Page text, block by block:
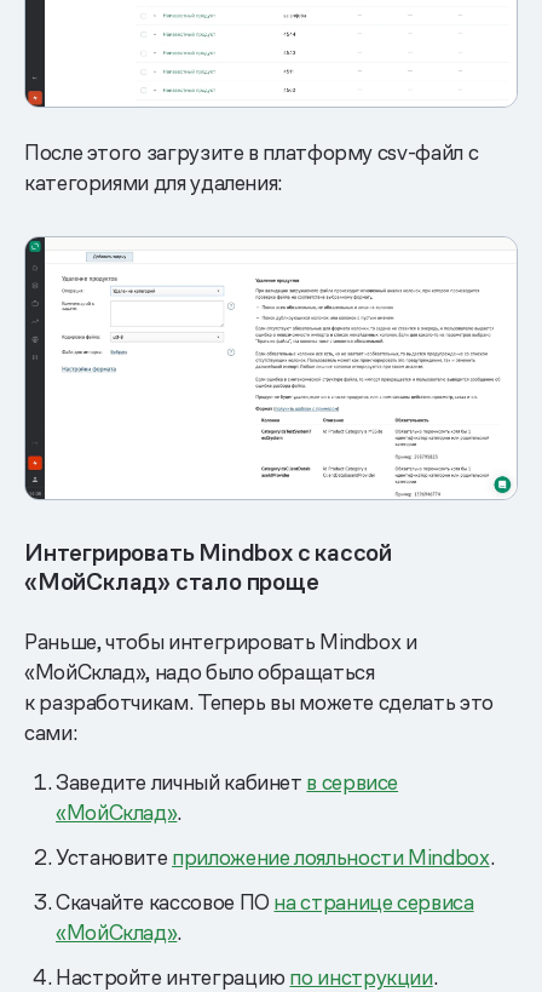
После этого загрузите в платформу csv-файл с
категориями для удаления:
Интегрировать Mindbox с кассой
«МойСклад» стало проще
Раньше, чтобы интегрировать Mindbox и
«МойСклад», надо было обращаться
к разработчикам. Теперь вы можете сделать это
сами:
Заведите личный кабинет в сервисе
«МойСклад».
Установите приложение лояльности Mindbox.
Скачайте кассовое ПО на странице сервиса
«МойСклад».
Настройте интеграцию по инструкции.